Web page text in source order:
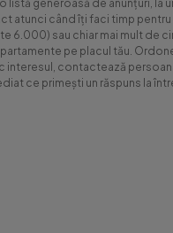
generoasă de anunțuri,
atunci când îți faci timp
sau chiar mai mult de
pe placul tău.
interesul, contactează
ce primești un răspuns la